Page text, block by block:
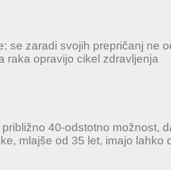
se zaradi svojih prepričanj ne
raka opravijo cikel zdravljenja
40-odstotno možnost,
mlajše od 35 let, imajo lahko